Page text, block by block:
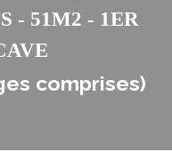
- 51M2 - 1ER
comprises)